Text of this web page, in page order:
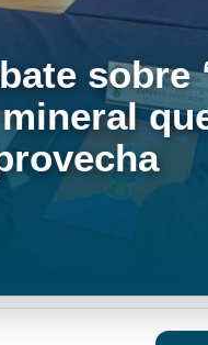
sobre